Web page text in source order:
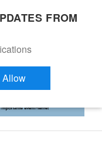
FROM
Allow